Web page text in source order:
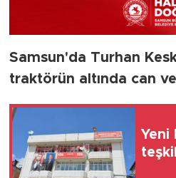
Samsun'da Turhan
traktörün altında can
Yeni